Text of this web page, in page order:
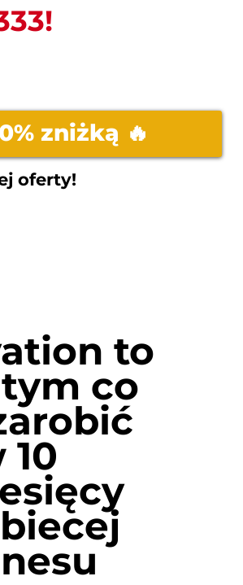
zniżką 🔥
oferty!
to
co